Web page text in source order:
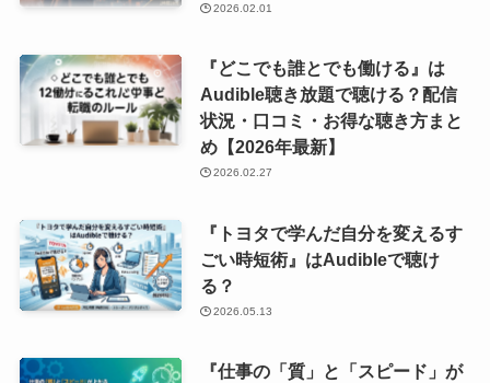
2026.02.01
『どこでも誰とでも働ける』は
Audible聴き放題で聴ける？配信
状況・口コミ・お得な聴き方まと
め【2026年最新】
2026.02.27
『トヨタで学んだ自分を変えるす
ごい時短術』はAudibleで聴け
る？
2026.05.13
『仕事の「質」と「スピード」が